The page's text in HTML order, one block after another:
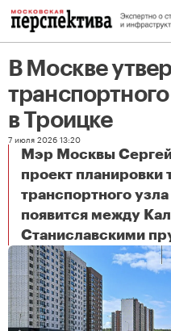
В Москве
в Троицке
7 июля 2026 13:20
Мэр Москвы
проект планировки
транспортного
появится между
Станиславскими